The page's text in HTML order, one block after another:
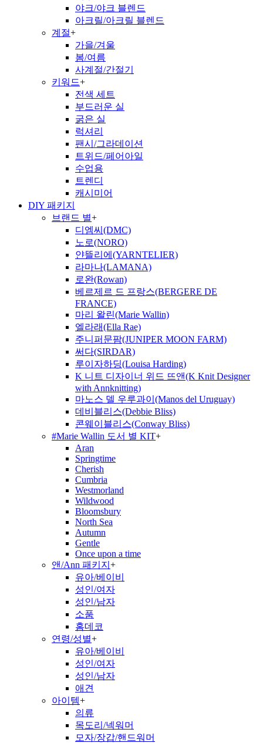
야크/야크 블렌드
아크릴/아크릴 블렌드
계절+
가을/겨울
봄/여름
사계절/간절기
키워드+
전색 세트
부드러운 실
굵은 실
럭셔리
팬시/그라데이션
트위드/페어아일
수업용
트렌디
캐시미어
DIY 패키지
브랜드 별+
디엠씨(DMC)
노로(NORO)
얀뜰리에(YARNTELIER)
라마나(LAMANA)
로완(Rowan)
베르제르 드 프랑스(BERGERE DE
FRANCE)
마리 왈린(Marie Wallin)
엘라래(Ella Rae)
주니퍼문팜(JUNIPER MOON FARM)
써다(SIRDAR)
루이자하딩(Louisa Harding)
K 니트 디자이너 위드 뜨앤(K Knit Designer
with Annknitting)
마노스 델 우루과이(Manos del Uruguay)
데비블리스(Debbie Bliss)
콘웨이블리스(Conway Bliss)
#Marie Wallin 도서 별 KIT+
Aran
Springtime
Cherish
Cumbria
Westmorland
Wildwood
Bloomsbury
North Sea
Autumn
Gentle
Once upon a time
앤/Ann 패키지 +
유아/베이비
성인/여자
성인/남자
소품
홈데코
연령/성별+
유아/베이비
성인/여자
성인/남자
애견
아이템+
의류
목도리/넥워머
모자/장갑/핸드워머